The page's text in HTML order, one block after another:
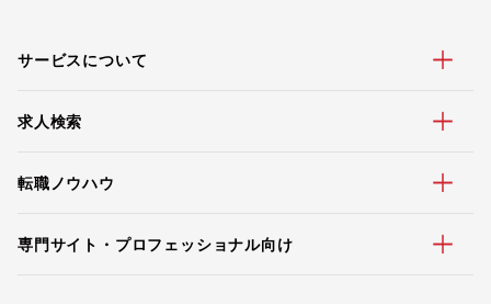
サービスについて
求人検索
転職ノウハウ
専門サイト・プロフェッショナル向け